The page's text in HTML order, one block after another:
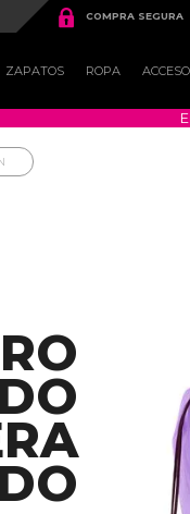
 COMPRA SEGURA
ZAPATOS ROPA